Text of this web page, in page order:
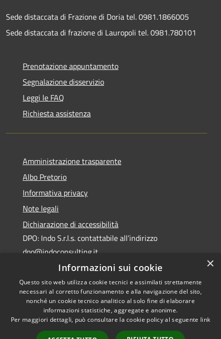
Sede distaccata di Frazione di Doria tel. 0981.1866005
Sede distaccata di frazione di Lauropoli tel. 0981.780101
Prenotazione appuntamento
Segnalazione disservizio
Leggi le FAQ
Richiesta assistenza
Amministrazione trasparente
Albo Pretorio
Informativa privacy
Note legali
Dichiarazione di accessibilità
DPO: Indo S.r.l.s. contattabile all’indirizzo
dpo@indoconsulting.it
Accessibilità
Copyright © 2026 • Comune di
Cassano All'Ionio • Powered by
×
Informazioni sui cookie
Questo sito web utilizza cookie tecnici e assimilati strettamente
necessari al corretto funzionamento e alla navigazione del sito,
nonché un cookie tecnico analitico al solo fine di elaborare
informazioni statistiche, aggregate e anonime.
Per maggiori dettagli, può consultare la cookie policy al seguente link